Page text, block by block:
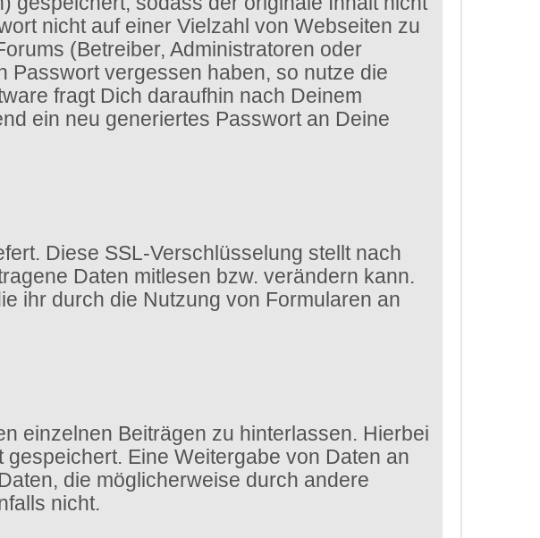
nicht auf einer Vielzahl von Webseiten zu
(Betreiber, Administratoren oder
Passwort vergessen haben, so nutze die
fragt Dich daraufhin nach Deinem
ein neu generiertes Passwort an Deine
Diese SSL-Verschlüsselung stellt nach
Daten mitlesen bzw. verändern kann.
ihr durch die Nutzung von Formularen an
einzelnen Beiträgen zu hinterlassen. Hierbei
Eine Weitergabe von Daten an
die möglicherweise durch andere
nicht.